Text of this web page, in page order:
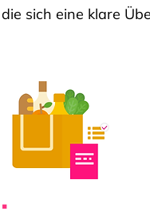
sich eine klare